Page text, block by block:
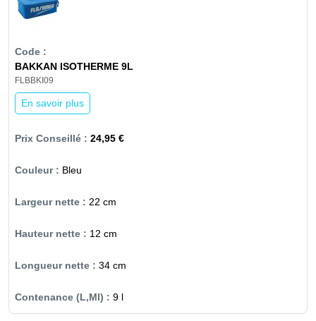
BAKKAN ISOTHERME 9L
FLBBKI09
En savoir plus
24,95 €
Bleu
22 cm
12 cm
34 cm
9 l